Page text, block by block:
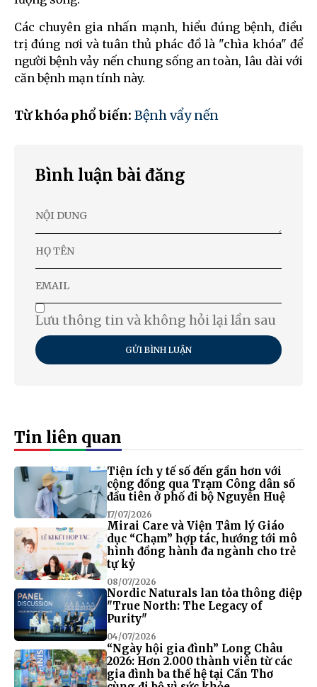
Các chuyên gia nhấn mạnh, hiểu đúng bệnh, điều
trị đúng nơi và tuân thủ phác đồ là "chìa khóa" để
người bệnh vảy nến chung sống an toàn, lâu dài với
căn bệnh mạn tính này.
Từ khóa phổ biến: Bệnh vẩy nến
Bình luận bài đăng
Lưu thông tin và không hỏi lại lần sau
GỬI BÌNH LUẬN
Tin liên quan
Tiện ích y tế số đến gần hơn với
cộng đồng qua Trạm Công dân số
đầu tiên ở phố đi bộ Nguyễn Huệ
17/07/2026
Mirai Care và Viện Tâm lý Giáo
dục “Chạm” hợp tác, hướng tới mô
hình đồng hành đa ngành cho trẻ
tự kỷ
08/07/2026
Nordic Naturals lan tỏa thông điệp
"True North: The Legacy of
Purity"
04/07/2026
“Ngày hội gia đình” Long Châu
2026: Hơn 2.000 thành viên từ các
gia đình ba thế hệ tại Cần Thơ